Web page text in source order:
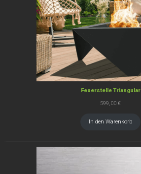
Feuerstelle Triangular
599,00 €
In den Warenkorb